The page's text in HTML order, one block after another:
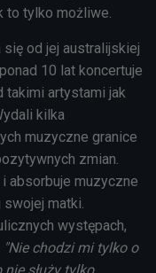
to tylko możliwe.
się od jej australijskiej
10 lat koncertuje
takimi artystami jak
kilka
muzyczne granice
zmian.
absorbuje muzyczne
matki.
występach,
"Nie chodzi mi tylko o